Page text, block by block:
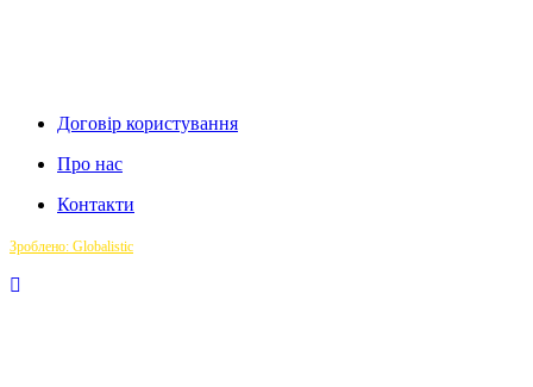
Договір користування
Про нас
Контакти
Зроблено: Globalistic